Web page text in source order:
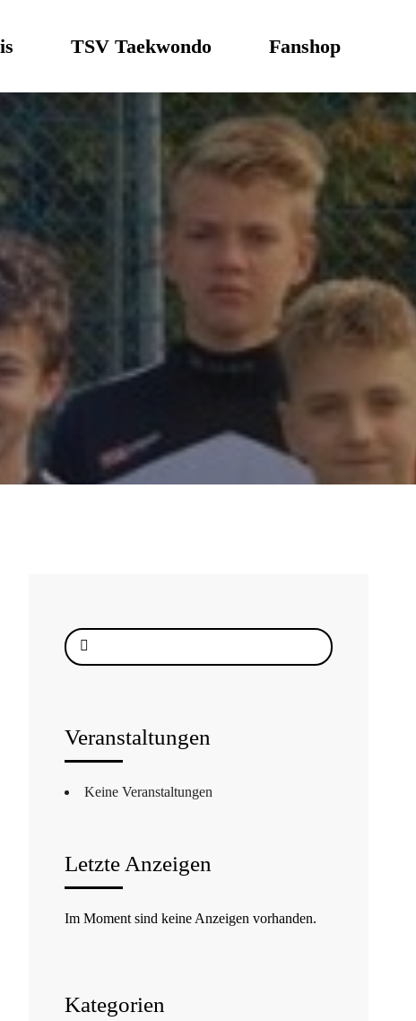
TSV Taekwondo Fanshop
Suche
nach:
Veranstaltungen
Keine Veranstaltungen
Letzte Anzeigen
Im Moment sind keine Anzeigen vorhanden.
Kategorien